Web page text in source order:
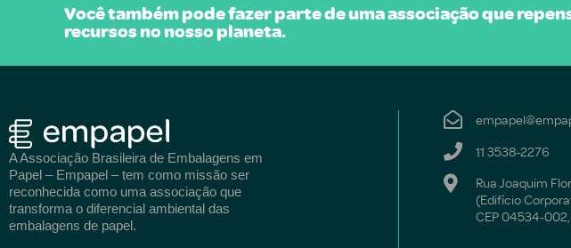
Você também pode fazer parte de uma associação que
recursos no nosso planeta.
A Associação Brasileira de Embalagens em
Papel – Empapel – tem como missão ser
reconhecida como uma associação que
transforma o diferencial ambiental das
embalagens de papel.
11 3538-2276
Rua Joaquim
(Edifício
CEP 04534-002,